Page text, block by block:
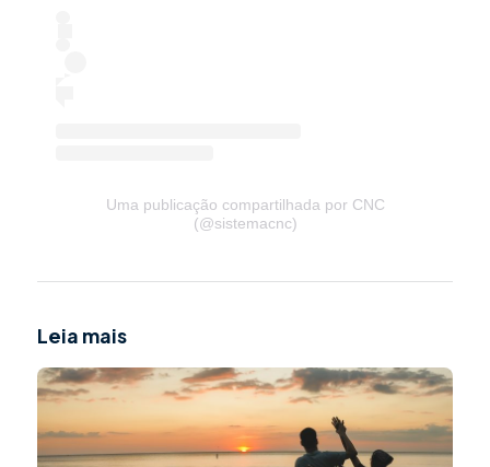
Uma publicação compartilhada por CNC
(@sistemacnc)
Leia mais